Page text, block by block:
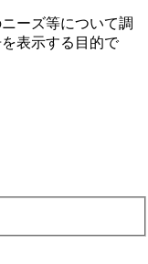
ーズ等について調
表⽰する⽬的で